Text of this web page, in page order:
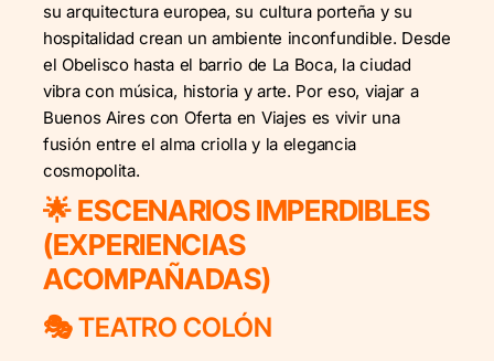
su arquitectura europea, su cultura porteña y su
hospitalidad crean un ambiente inconfundible. Desde
el Obelisco hasta el barrio de La Boca, la ciudad
vibra con música, historia y arte. Por eso, viajar a
Buenos Aires con Oferta en Viajes es vivir una
fusión entre el alma criolla y la elegancia
cosmopolita.
🌟 ESCENARIOS IMPERDIBLES
(EXPERIENCIAS
ACOMPAÑADAS)
🎭 TEATRO COLÓN